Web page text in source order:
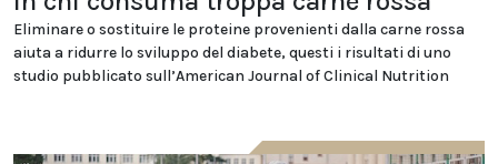
Eliminare o sostituire le proteine provenienti dalla carne rossa
aiuta a ridurre lo sviluppo del diabete, questi i risultati di uno
studio pubblicato sull’American Journal of Clinical Nutrition